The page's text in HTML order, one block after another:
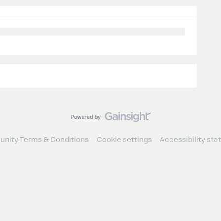
Terms & Conditions Cookie settings Accessibility